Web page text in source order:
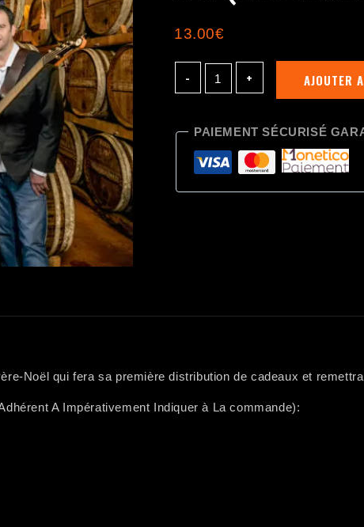
13.00€
AJOUTER
PAIEMENT SÉCURISÉ
Noël qui fera sa première distribution de cadeaux et
A Impérativement Indiquer à La commande):